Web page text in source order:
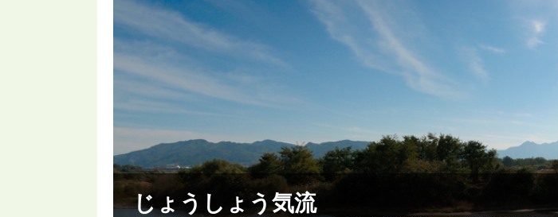
じょうしょう気流